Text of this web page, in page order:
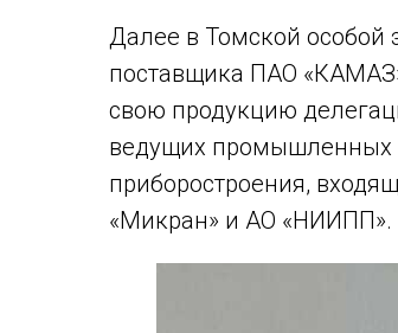
Далее в Томской особой
поставщика ПАО
свою продукцию
ведущих промышленных
приборостроения,
«Микран» и АО «НИИПП».